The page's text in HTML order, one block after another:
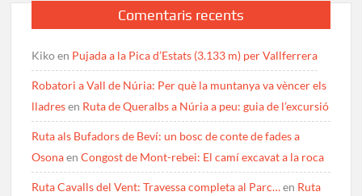
Comentaris recents
Kikoen Pujada a la Pica d’Estats (3.133 m) per Vallferrera
Robatori a Vall de Núria: Per què la muntanya va vèncer els
lladresen Ruta de Queralbs a Núria a peu: guia de l’excursió
Ruta als Bufadors de Beví: un bosc de conte de fades a
OsonaenCongost de Mont-rebei: El camí excavat a la roca
Ruta Cavalls del Vent: Travessa completa al Parc…en Ruta